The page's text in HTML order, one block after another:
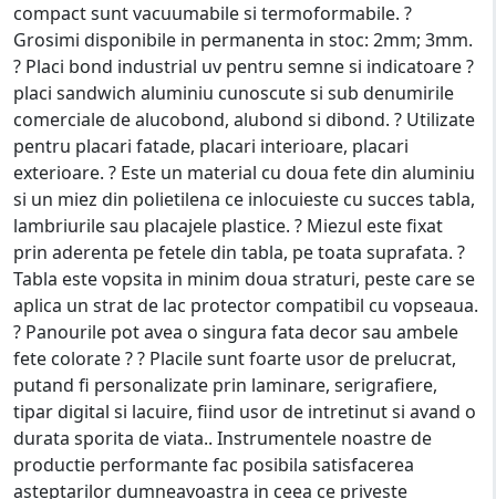
compact sunt vacuumabile si termoformabile. ?
Grosimi disponibile in permanenta in stoc: 2mm; 3mm.
? Placi bond industrial uv pentru semne si indicatoare ?
placi sandwich aluminiu cunoscute si sub denumirile
comerciale de alucobond, alubond si dibond. ? Utilizate
pentru placari fatade, placari interioare, placari
exterioare. ? Este un material cu doua fete din aluminiu
si un miez din polietilena ce inlocuieste cu succes tabla,
lambriurile sau placajele plastice. ? Miezul este fixat
prin aderenta pe fetele din tabla, pe toata suprafata. ?
Tabla este vopsita in minim doua straturi, peste care se
aplica un strat de lac protector compatibil cu vopseaua.
? Panourile pot avea o singura fata decor sau ambele
fete colorate ? ? Placile sunt foarte usor de prelucrat,
putand fi personalizate prin laminare, serigrafiere,
tipar digital si lacuire, fiind usor de intretinut si avand o
durata sporita de viata.. Instrumentele noastre de
productie performante fac posibila satisfacerea
asteptarilor dumneavoastra in ceea ce priveste